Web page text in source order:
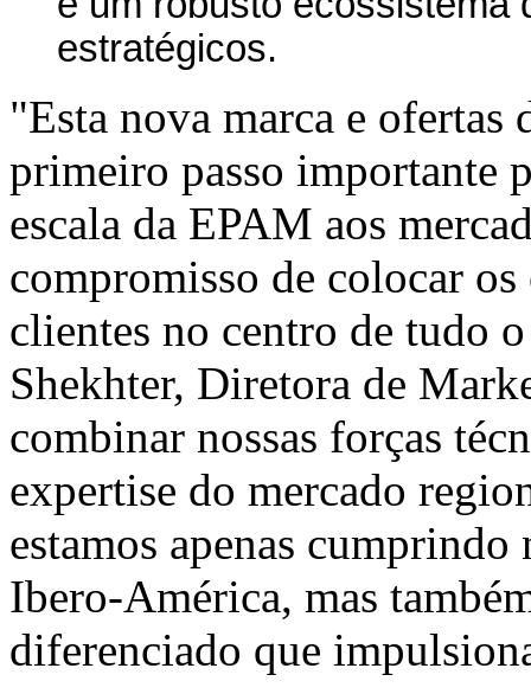
estratégicos.
"Esta nova marca e
primeiro passo importante
escala da EPAM aos
compromisso de colocar
clientes no centro de tudo
Shekhter, Diretora de
combinar nossas forças
expertise do mercado
estamos apenas cumprindo
Ibero-América, mas
diferenciado que